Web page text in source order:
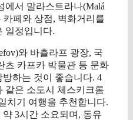
에서 말라스트라나(Malá
카페와 상점, 벽화거리를
일정입니다.
와 바츨라프 광장, 국
츠 카프카 박물관 등 문화
하는 것이 좋습니다. 4
같은 소도시 체스키크롬
치기 여행을 추천합니다.
3시간 소요되며, 동유